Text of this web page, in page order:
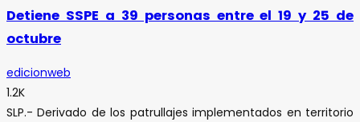
Detiene SSPE a 39 personas entre el 19 y 25 de
octubre
edicionweb
1.2K
SLP.- Derivado de los patrullajes implementados en territorio